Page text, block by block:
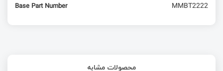
Base Part Number MMBT2222
محصولات مشابه